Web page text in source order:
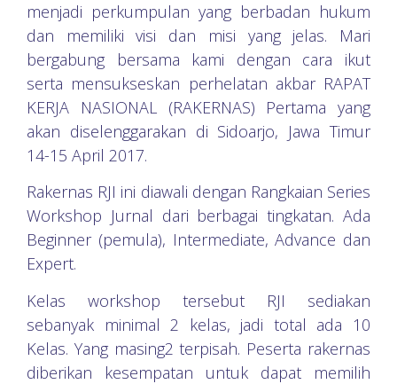
menjadi perkumpulan yang berbadan hukum
dan memiliki visi dan misi yang jelas. Mari
bergabung bersama kami dengan cara ikut
serta mensukseskan perhelatan akbar RAPAT
KERJA NASIONAL (RAKERNAS) Pertama yang
akan diselenggarakan di Sidoarjo, Jawa Timur
14-15 April 2017.
Rakernas RJI ini diawali dengan Rangkaian Series
Workshop Jurnal dari berbagai tingkatan. Ada
Beginner (pemula), Intermediate, Advance dan
Expert.
Kelas workshop tersebut RJI sediakan
sebanyak minimal 2 kelas, jadi total ada 10
Kelas. Yang masing2 terpisah. Peserta rakernas
diberikan kesempatan untuk dapat memilih